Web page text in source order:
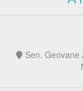
Sen. Geovane